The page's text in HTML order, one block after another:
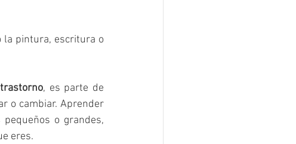
la pintura, escritura o
, es parte de
o cambiar. Aprender
o grandes,
eres.